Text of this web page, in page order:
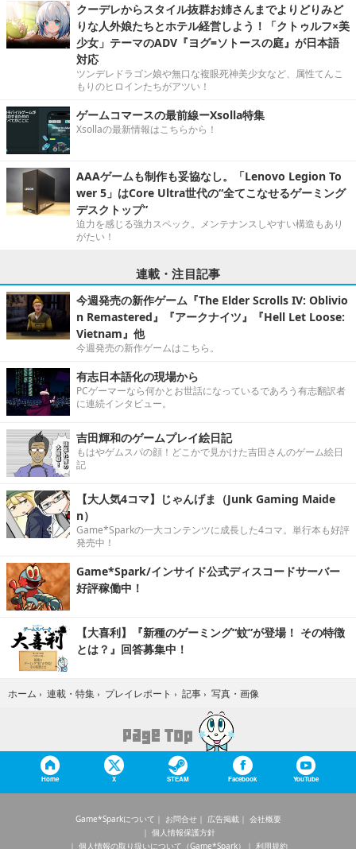
クーデレからスタイル抜群お姉さんまでよりどりみど
りな人外娘たちとホテル経営しよう！「クトゥルフ×美
少女」テーマのADV『ヨグ=ソトースの庭』が日本語
対応
ツンデレドラゴン娘や無口な複眼死神美少女など、属性てんこ
もりのヒロインたちがアツい！
ゲームコマースの最前線ーXsolla特集
Xsollaの最新情報はこちらから！
AAAゲームも制作も妥協なし。「Lenovo Legion To
wer 5」はCore Ultra世代の“全てこなせるゲーミング
デスクトップ”
迫力を感じる強力スペック。メンテナンスしやすい構造もあり
がたい！
連載・注目記事
今週発売の新作ゲーム『The Elder Scrolls IV: Oblivio
n Remastered』『アークナイツ』『Hell Let Loose:
Vietnam』他
今週発売の新作ゲームはこちら。
有志日本語化の現場から
PCゲーマーなら何かとお世話になっているであろう有志翻訳者
に連続インタビュー。
吉田輝和のゲームプレイ絵日記
もはやゲムスパの顔！どこかで見かけた吉田さんのゲーム絵日
記
【大人気4コマ】じゃんげま（Junk Gaming Maide
n）
Game*Sparkの一大コンテンツに成長した4コマ。単行本も好評
発売中！
Game*Spark/インサイド公式ディスコードサーバー
好評稼働中！
【大喜利】『新種のゲーミング“蚊”が登場！ その特徴
とは？』回答募集中！
ホーム › 連載・特集 › プレイレポート › 記事 › 写真・画像
Home X STEAM Facebook YouTube
Game*Sparkについて お問合せ 広告掲載
会社概要
個人情報保護方針
個人情報の取り扱いについて（Game*Spark）
利用規約